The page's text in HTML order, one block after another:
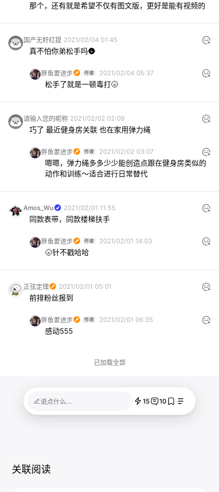
那个，还有就是希望不仅有图文版，更好是能有视频的
国产无籽红提 2021/02/04 01:45
真不怕你弟松手吗🌚
胖鱼要进步 2021/02/04 05:37
松手了就是一顿毒打🌝
请输入您的昵称 2021/02/02 02:09
巧了 最近健身房关联 也在家用弹力绳
胖鱼要进步 2021/02/02 03:07
嗯嗯，弹力绳多多少少能创造点跟在健身房类似的
动作和训练～适合进行日常替代
Amos_Wu 2021/02/01 11:55
同款表带，同款楼梯扶手
胖鱼要进步 2021/02/01 14:03
🌝针不戳哈哈
正弦定理 2021/02/01 05:01
前排粉丝报到
胖鱼要进步 2021/02/01 06:35
感动555
已加载全部
说点什么... 15 10
关联阅读